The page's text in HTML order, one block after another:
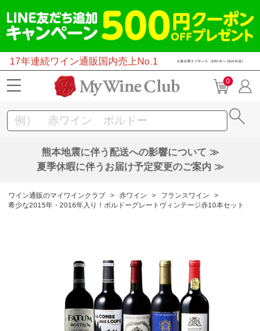
17年連続ワイン通販国内売上No.1
0
熊本地震に伴う配送への影響について ≫
夏季休暇に伴うお届け予定変更のご案内 ≫
ワイン通販のマイワインクラブ > 赤ワイン > フランスワイン
>
希少な2015年・2016年入り！ボルドーグレートヴィンテージ赤10本セット